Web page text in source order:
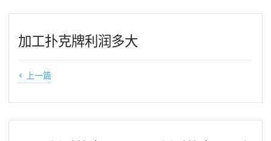
加工扑克牌利润多大
< 上一篇